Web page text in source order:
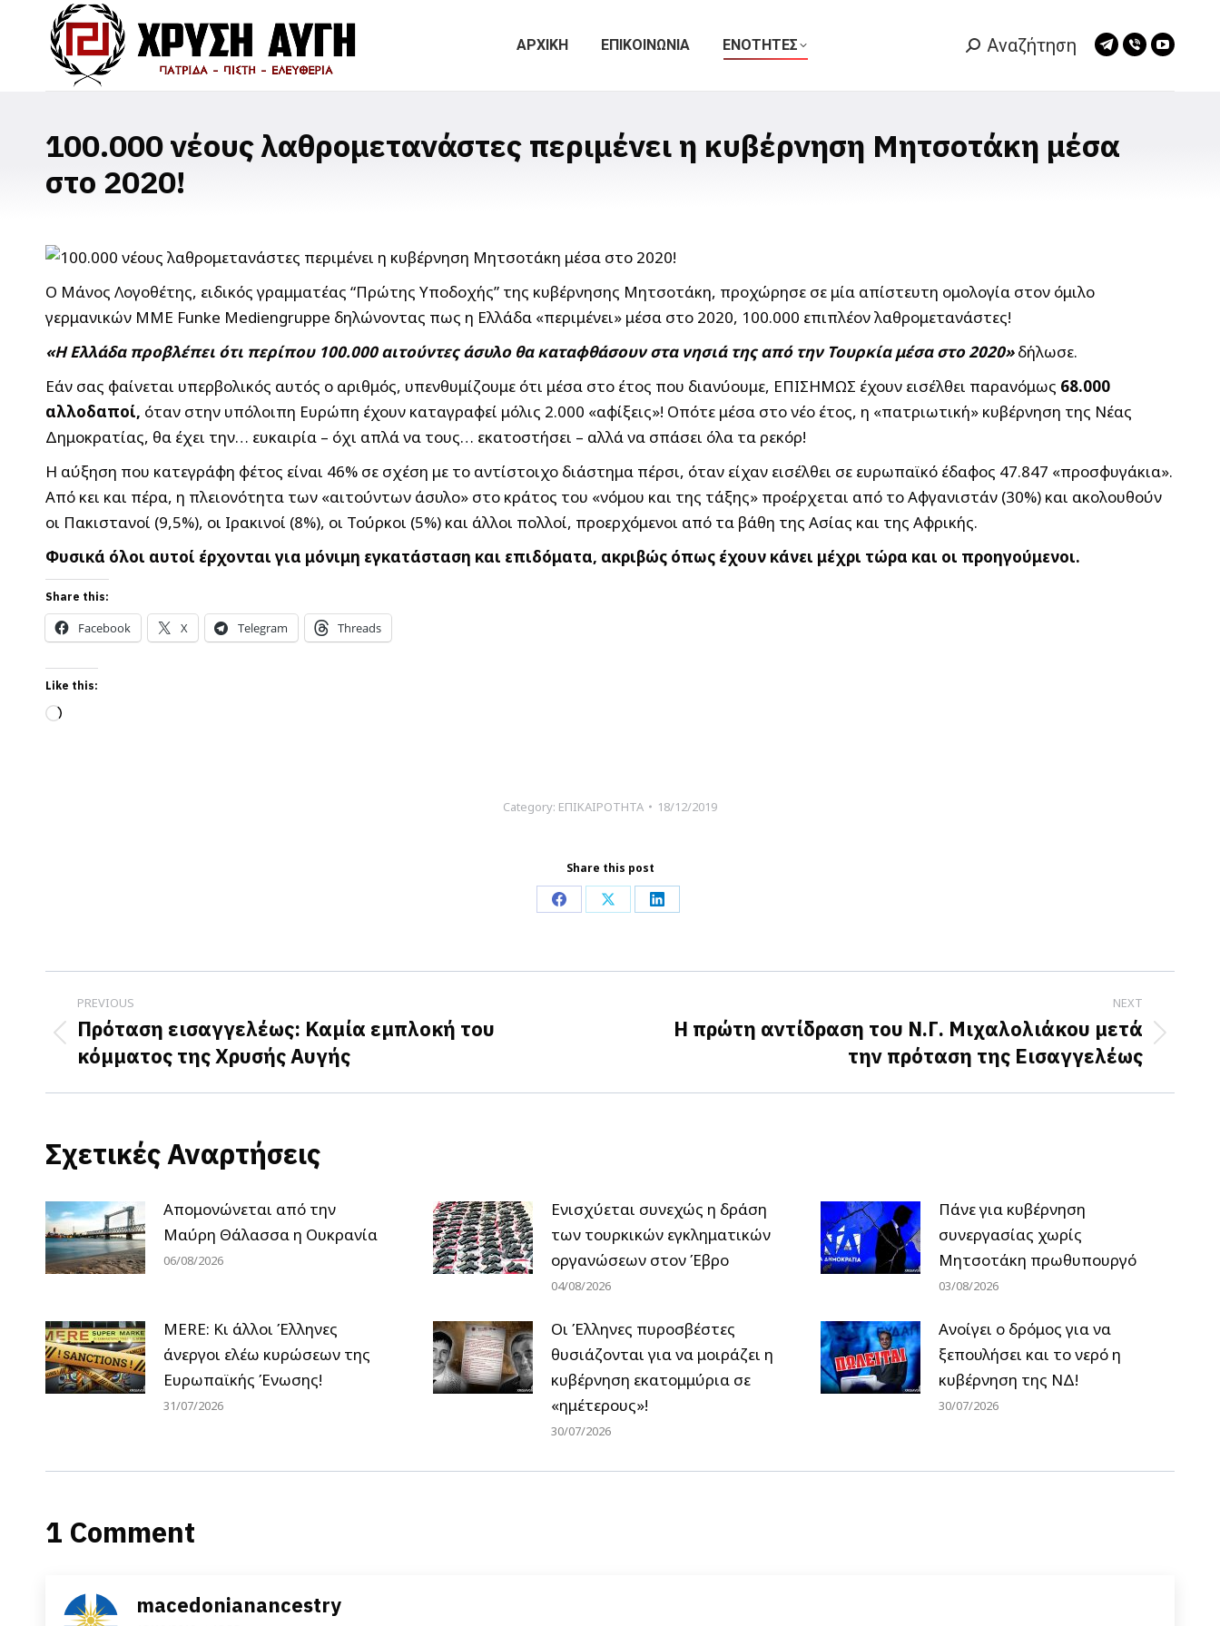
ΑΡΧΙΚΗ ΕΠΙΚΟΙΝΩΝΙΑ ΕΝΟΤΗΤΕΣ Search:
Αναζήτηση
Telegram
new
Viber
100.000 νέους λαθρομετανάστες περιμένει η κυβέρνηση Μητσοτάκη μέσα
στο 2020!
Ο Μάνος Λογοθέτης, ειδικός γραμματέας “Πρώτης Υποδοχής” της κυβέρνησης Μητσοτάκη, προχώρησε σε μία απίστευτη ομολογία στον όμιλο
γερμανικών ΜΜΕ Funke Mediengruppe δηλώνοντας πως η Ελλάδα «περιμένει» μέσα στο 2020, 100.000 επιπλέον λαθρομετανάστες!
«Η Ελλάδα προβλέπει ότι περίπου 100.000 αιτούντες άσυλο θα καταφθάσουν στα νησιά της από την Τουρκία μέσα στο 2020»δήλωσε.
Εάν σας φαίνεται υπερβολικός αυτός ο αριθμός, υπενθυμίζουμε ότι μέσα στο έτος που διανύουμε, ΕΠΙΣΗΜΩΣ έχουν εισέλθει παρανόμως 68.000
αλλοδαποί, όταν στην υπόλοιπη Ευρώπη έχουν καταγραφεί μόλις 2.000 «αφίξεις»! Οπότε μέσα στο νέο έτος, η «πατριωτική» κυβέρνηση της Νέας
Δημοκρατίας, θα έχει την… ευκαιρία – όχι απλά να τους… εκατοστήσει – αλλά να σπάσει όλα τα ρεκόρ!
Η αύξηση που κατεγράφη φέτος είναι 46% σε σχέση με το αντίστοιχο διάστημα πέρσι, όταν είχαν εισέλθει σε ευρωπαϊκό έδαφος 47.847 «προσφυγάκια».
Από κει και πέρα, η πλειονότητα των «αιτούντων άσυλο» στο κράτος του «νόμου και της τάξης» προέρχεται από το Αφγανιστάν (30%) και ακολουθούν
οι Πακιστανοί (9,5%), οι Ιρακινοί (8%), οι Τούρκοι (5%) και άλλοι πολλοί, προερχόμενοι από τα βάθη της Ασίας και της Αφρικής.
Φυσικά όλοι αυτοί έρχονται για μόνιμη εγκατάσταση και επιδόματα, ακριβώς όπως έχουν κάνει μέχρι τώρα και οι προηγούμενοι.
Share this:
Facebook X Telegram Threads
Like this:
Loading…
Category: ΕΠΙΚΑΙΡΟΤΗΤΑ 18/12/2019
Share this post
Share
Facebook
Share
X
Share
LinkedIn
Post
navigation
PREVIOUS
Previous
post:
Πρόταση εισαγγελέως: Καμία εμπλοκή του
κόμματος της Χρυσής Αυγής
NEXT
Η πρώτη αντίδραση του Ν.Γ. Μιχαλολιάκου μετά
την πρόταση της Εισαγγελέως
Σχετικές Αναρτήσεις
Απομονώνεται από την
Μαύρη Θάλασσα η Ουκρανία
06/08/2026
Ενισχύεται συνεχώς η δράση
των τουρκικών εγκληματικών
οργανώσεων στον Έβρο
04/08/2026
Πάνε για κυβέρνηση
συνεργασίας χωρίς
Μητσοτάκη πρωθυπουργό
03/08/2026
MERE: Κι άλλοι Έλληνες
άνεργοι ελέω κυρώσεων της
Ευρωπαϊκής Ένωσης!
31/07/2026
Οι Έλληνες πυροσβέστες
θυσιάζονται για να μοιράζει η
κυβέρνηση εκατομμύρια σε
«ημέτερους»!
30/07/2026
Ανοίγει ο δρόμος για να
ξεπουλήσει και το νερό η
κυβέρνηση της ΝΔ!
30/07/2026
1 Comment
macedonianancestry